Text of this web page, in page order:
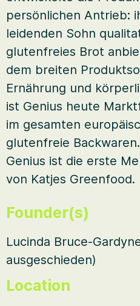
persönlichen Antrieb:
leidenden Sohn
glutenfreies Brot
dem breiten
Ernährung und
ist Genius heute
im gesamten
glutenfreie Backwaren.
Genius ist die erste
von Katjes Greenfood.
Founder(s)
Lucinda Bruce-
ausgeschieden)
Location